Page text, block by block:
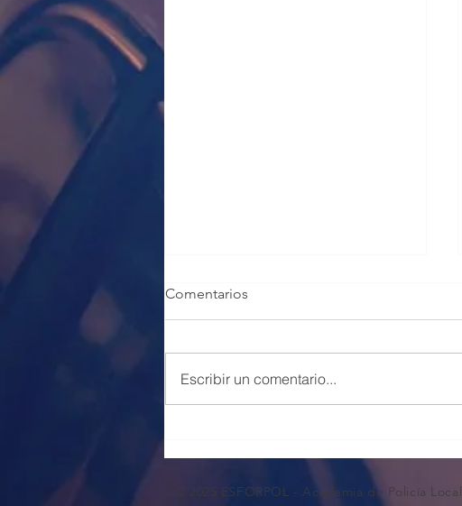
Comentarios
Escribir un comentario...
© 2025 ESFORPOL - Academia de Policía Local